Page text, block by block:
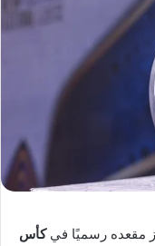
مقعده رسميًا فيكأس